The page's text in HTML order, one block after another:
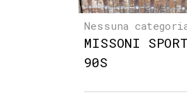
Nessuna
MISSONI
90S